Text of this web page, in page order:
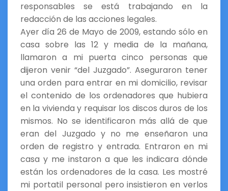
responsables se está trabajando en la
redacción de las acciones legales.
Ayer día 26 de Mayo de 2009, estando sólo en
casa sobre las 12 y media de la mañana,
llamaron a mi puerta cinco personas que
dijeron venir “del Juzgado”. Aseguraron tener
una orden para entrar en mi domicilio, revisar
el contenido de los ordenadores que hubiera
en la vivienda y requisar los discos duros de los
mismos. No se identificaron más allá de que
eran del Juzgado y no me enseñaron una
orden de registro y entrada. Entraron en mi
casa y me instaron a que les indicara dónde
están los ordenadores de la casa. Les mostré
mi portatil personal pero insistieron en verlos